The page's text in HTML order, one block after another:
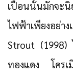
เปื้อนนั้นมักจะนิ
ไฟฟ้าเพียงอย่
Strout (1998)
ทองแดง โคร